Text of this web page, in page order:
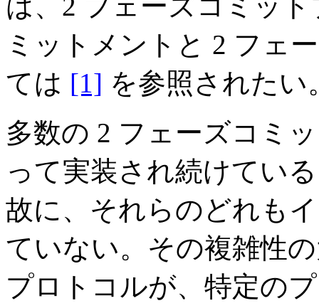
ミットメントと 2 フェ
ては [1] を参照されたい
多数の 2 フェーズコミ
って実装され続けてい
故に、それらのどれも
ていない。その複雑性
プロトコルが、特定の